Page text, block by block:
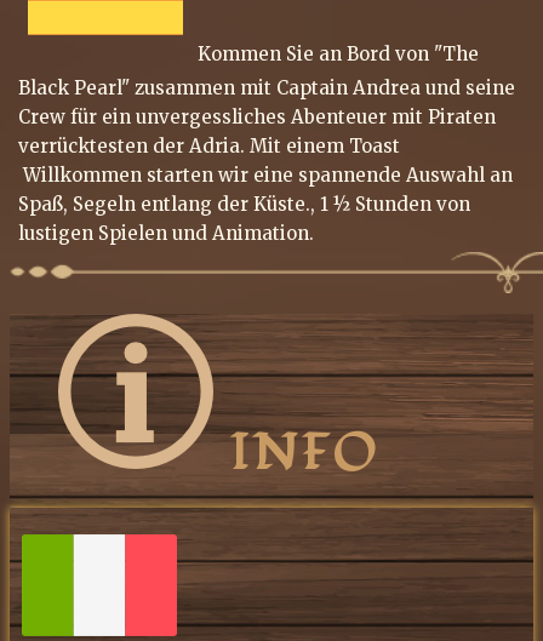
Kommen Sie an Bord von "The
Black Pearl" zusammen mit Captain Andrea und seine
Crew für ein unvergessliches Abenteuer mit Piraten
verrücktesten der Adria. Mit einem Toast
Willkommen starten wir eine spannende Auswahl an
Spaß, Segeln entlang der Küste., 1 ½ Stunden von
lustigen Spielen und Animation.
INFO